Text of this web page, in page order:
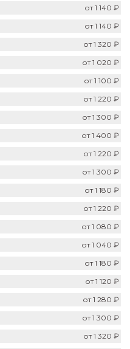
от 1 140 ₽
от 1 140 ₽
от 1 320 ₽
от 1 020 ₽
от 1 100 ₽
от 1 220 ₽
от 1 300 ₽
от 1 400 ₽
от 1 220 ₽
от 1 300 ₽
от 1 180 ₽
от 1 220 ₽
от 1 080 ₽
от 1 040 ₽
от 1 180 ₽
от 1 120 ₽
от 1 280 ₽
от 1 300 ₽
от 1 320 ₽